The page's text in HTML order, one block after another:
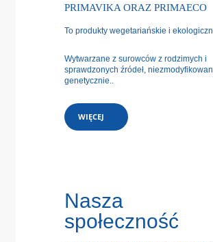
PRIMAVIKA ORAZ PRIMAECO
To produkty wegetariańskie i
Wytwarzane z surowców z rodzimych i
sprawdzonych źródeł,
genetycznie..
WIĘCEJ
Nasza
społeczność